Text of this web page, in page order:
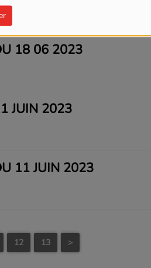
18 06 2023
JUIN 2023
11 JUIN 2023
12 13 >